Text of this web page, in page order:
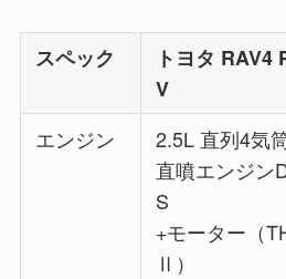
スペック
トヨタ RAV4
V
エンジン
2.5L 直列4気
直噴エンジン
S
+モーター（
Ⅱ）